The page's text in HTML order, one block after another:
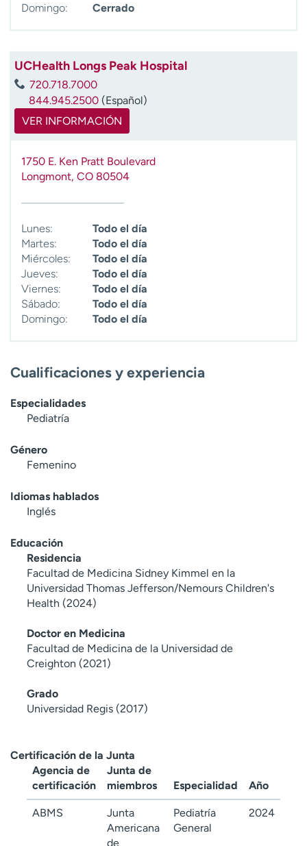
Domingo:
Cerrado
UCHealth Longs Peak Hospital
720.718.7000
844.945.2500 (Español)
VER INFORMACIÓN
1750 E. Ken Pratt Boulevard
Longmont, CO 80504
Lunes:
Todo el día
Martes:
Todo el día
Miércoles:
Todo el día
Jueves:
Todo el día
Viernes:
Todo el día
Sábado:
Todo el día
Domingo:
Todo el día
Cualificaciones y experiencia
Especialidades
Pediatría
Género
Femenino
Idiomas hablados
Inglés
Educación
Residencia
Facultad de Medicina Sidney Kimmel en la
Universidad Thomas Jefferson/Nemours Children's
Health (2024)
Doctor en Medicina
Facultad de Medicina de la Universidad de
Creighton (2021)
Grado
Universidad Regis (2017)
Certificación de la Junta
Agencia de
certificación
Junta de
miembros
Especialidad Año
ABMS
Junta
Americana
de
Pediatría
General
2024